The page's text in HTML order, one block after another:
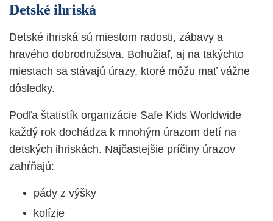
Detské ihriská
Detské ihriská sú miestom radosti, zábavy a
hravého dobrodružstva. Bohužiaľ, aj na takýchto
miestach sa stávajú úrazy, ktoré môžu mať vážne
dôsledky.
Podľa štatistík organizácie Safe Kids Worldwide
každý rok dochádza k mnohým úrazom detí na
detských ihriskách. Najčastejšie príčiny úrazov
zahŕňajú:
pády z výšky
kolízie